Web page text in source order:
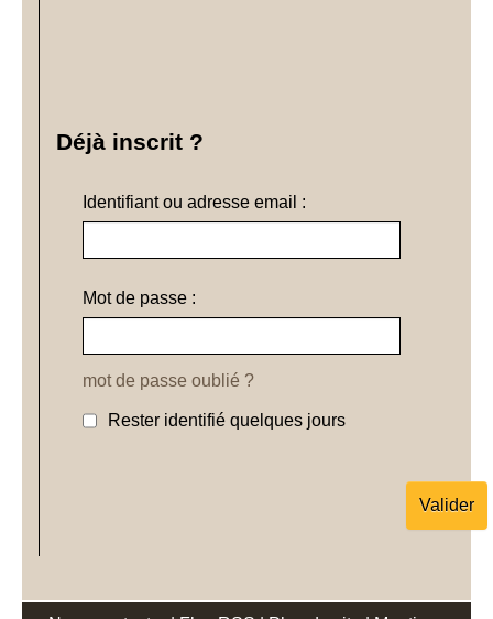
Déjà inscrit ?
Identifiant ou adresse email :
Mot de passe :
mot de passe oublié ?
Rester identifié quelques jours